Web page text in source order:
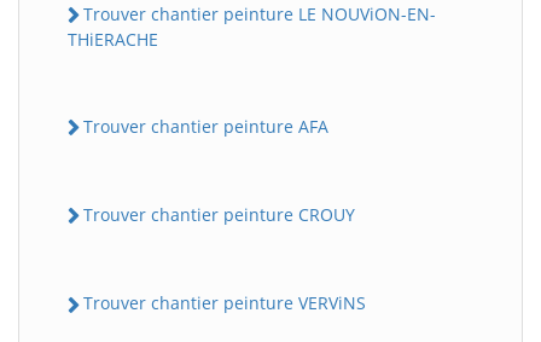
Trouver chantier peinture LE NOUViON-EN-
THiERACHE
Trouver chantier peinture AFA
Trouver chantier peinture CROUY
Trouver chantier peinture VERViNS